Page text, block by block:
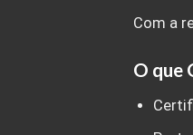
Com a
O que